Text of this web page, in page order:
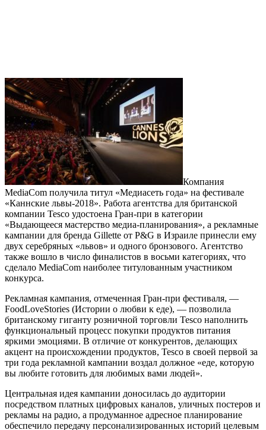
Компания
MediaCom получила титул «Медиасеть года» на фестивале
«Каннские львы-2018». Работа агентства для британской
компании Tesco удостоена Гран-при в категории
«Выдающееся мастерство медиа-планирования», а рекламные
кампании для бренда Gillette от P&G в Израиле принесли ему
двух серебряных «львов» и одного бронзового. Агентство
также вошло в число финалистов в восьми категориях, что
сделало MediaCom наиболее титулованным участником
конкурса.
Рекламная кампания, отмеченная Гран-при фестиваля, —
FoodLoveStories (Истории о любви к еде), — позволила
британскому гиганту розничной торговли Tesco наполнить
функциональный процесс покупки продуктов питания
яркими эмоциями. В отличие от конкурентов, делающих
акцент на происхождении продуктов, Tesco в своей первой за
три года рекламной кампании воздал должное «еде, которую
вы любите готовить для любимых вами людей».
Центральная идея кампании доносилась до аудитории
посредством платных цифровых каналов, уличных постеров и
рекламы на радио, а продуманное адресное планирование
обеспечило передачу персонализированных историй целевым